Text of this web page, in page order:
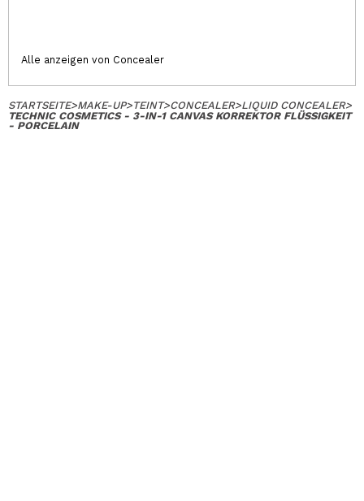
Alle anzeigen von Concealer
STARTSEITE>MAKE-UP>TEINT>CONCEALER>LIQUID CONCEALER>
TECHNIC COSMETICS - 3-IN-1 CANVAS KORREKTOR FLÜSSIGKEIT
- PORCELAIN